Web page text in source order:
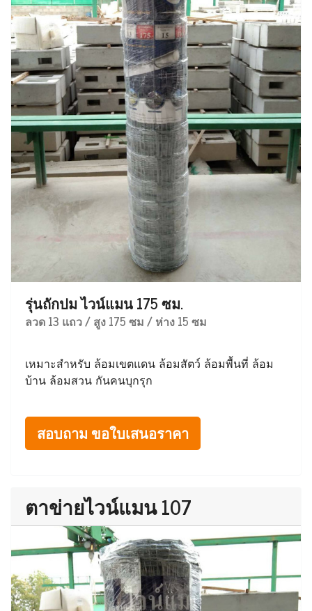
รุ่นถักปม ไวน์แมน 175 ซม.
ลวด 13 แถว / สูง 175 ซม / ห่าง 15 ซม
เหมาะสำหรับ ล้อมเขตแดน ล้อมสัตว์ ล้อมพื้นที่ ล้อม
บ้าน ล้อมสวน กันคนบุกรุก
สอบถาม ขอใบเสนอราคา
ตาข่ายไวน์แมน 107